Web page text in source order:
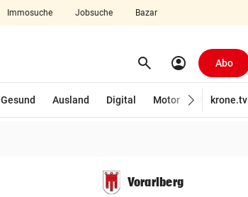
Immosuche Jobsuche Bazar
search Suchen
account_circle Abo
Gesund Ausland Digital Motor Wirtschaft
krone.tv
Vorarlberg